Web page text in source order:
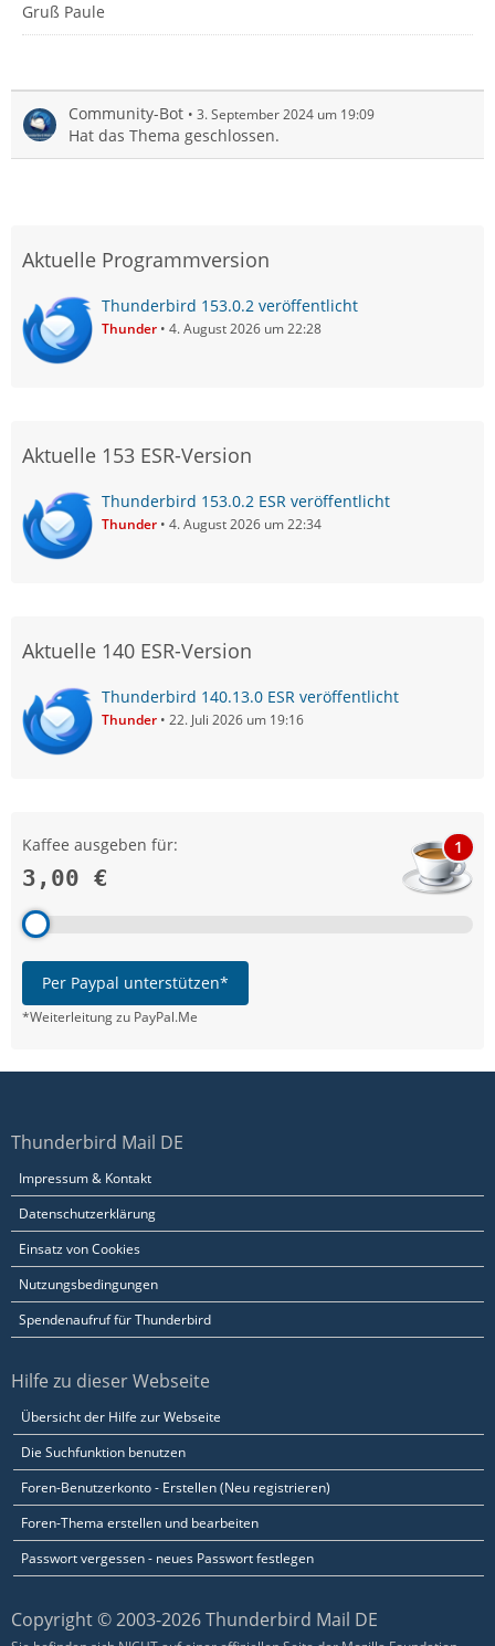
Gruß Paule
Community-Bot 3. September 2024 um 19:09
Hat das Thema geschlossen.
Aktuelle Programmversion
Thunderbird 153.0.2 veröffentlicht
Thunder 4. August 2026 um 22:28
Aktuelle 153 ESR-Version
Thunderbird 153.0.2 ESR veröffentlicht
Thunder 4. August 2026 um 22:34
Aktuelle 140 ESR-Version
Thunderbird 140.13.0 ESR veröffentlicht
Thunder 22. Juli 2026 um 19:16
Kaffee ausgeben für:
3,00 €
1
Per Paypal unterstützen*
*Weiterleitung zu PayPal.Me
Thunderbird Mail DE
Impressum & Kontakt
Datenschutzerklärung
Einsatz von Cookies
Nutzungsbedingungen
Spendenaufruf für Thunderbird
Hilfe zu dieser Webseite
Übersicht der Hilfe zur Webseite
Die Suchfunktion benutzen
Foren-Benutzerkonto - Erstellen (Neu registrieren)
Foren-Thema erstellen und bearbeiten
Passwort vergessen - neues Passwort festlegen
Copyright © 2003-2026 Thunderbird Mail DE